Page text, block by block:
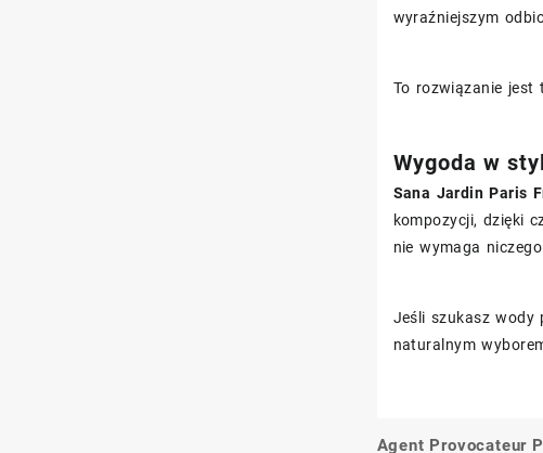
wyraźniejszym
To rozwiązanie jest
Wygoda w
Sana Jardin Paris
kompozycji, dzięki
nie wymaga
Jeśli szukasz wody
naturalnym
Agent Provocateur